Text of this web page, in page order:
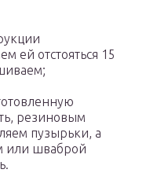
ей отстояться 15
резиновым
пузырьки, а
или шваброй